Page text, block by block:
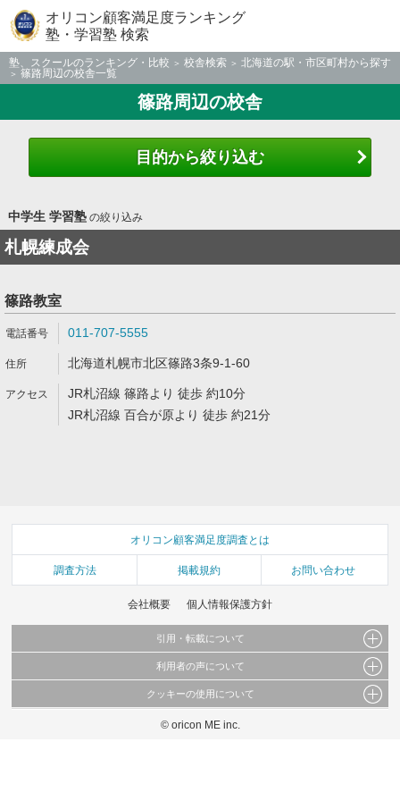
オリコン顧客満足度ランキング
塾・学習塾 検索
塾、スクールのランキング・比較 校舎検索
北海道の駅・市区町村から探す
篠路周辺の校舎一覧
篠路周辺の校舎
目的から絞り込む
中学生 学習塾の絞り込み
札幌練成会
篠路教室
011-707-5555
北海道札幌市北区篠路3条9-1-60
JR札沼線 篠路より 徒歩 約10分
JR札沼線 百合が原より 徒歩 約21分
オリコン顧客満足度調査とは
調査方法 掲載規約 お問い合わせ
会社概要 個人情報保護方針
引用・転載について
当サイトで公開されている情報（文字、写真、イラスト、画像データ等）及びこれらの配
これらの情報を権利者の許可なく無断転載・複製などの二次利用を行うことは固く禁じて
利用者の声について
当サイトに掲載している内容はすべてサービスの利用者が提出された見解・感想です。
弊社の見解・ 意見ではないことをご理解いただいた上でご覧ください。
クッキーの使用について
このサイトでは Cookie を使用して、ユーザーに合わせたコンテンツや広告の表示、ソー
© oricon ME inc.